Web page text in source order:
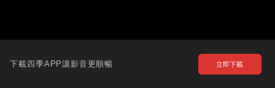
下載四季APP讓影音更順暢 立即下載